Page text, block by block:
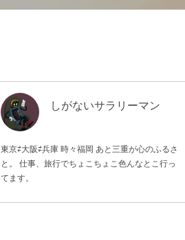
しがないサラリーマン
東京⇄大阪⇄兵庫 時々福岡 あと三重が心のふるさ
と。 仕事、旅行でちょこちょこ色んなとこ行っ
てます。